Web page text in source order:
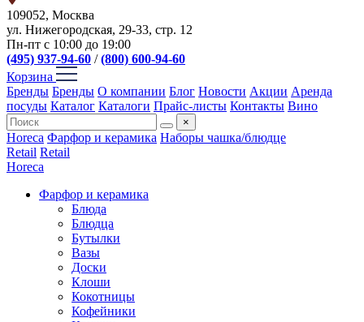
109052, Москва
ул. Нижегородская, 29-33, стр. 12
Пн-пт с 10:00 до 19:00
(495) 937-94-60 /(800) 600-94-60
Корзина
Бренды Бренды О компании Блог Новости Акции Аренда
посуды Каталог Каталоги Прайс-листы Контакты Вино
×
Horeca Фарфор и керамика Наборы чашка/блюдце
Retail Retail
Horeca
Фарфор и керамика
Блюда
Блюдца
Бутылки
Вазы
Доски
Клоши
Кокотницы
Кофейники